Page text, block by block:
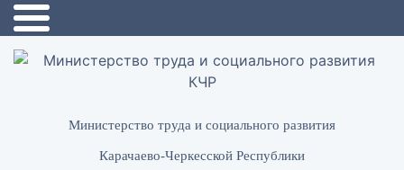
Министерство труда и социального развития
Карачаево-Черкесской Республики